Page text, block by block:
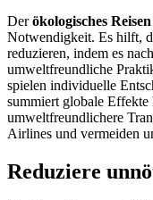
Derökologisches Reisen
Notwendigkeit. Es hilft,
reduzieren, indem es
umweltfreundliche
spielen individuelle
summiert globale Effekte
umweltfreundlichere
Airlines und vermeiden
Reduziere